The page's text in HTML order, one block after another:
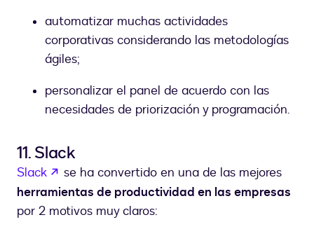
automatizar muchas actividades
corporativas considerando las metodologías
ágiles;
personalizar el panel de acuerdo con las
necesidades de priorización y programación.
11. Slack
Slack abre em uma nova guia
se ha convertido en una de las mejores
herramientas de productividad en las empresas
por 2 motivos muy claros: